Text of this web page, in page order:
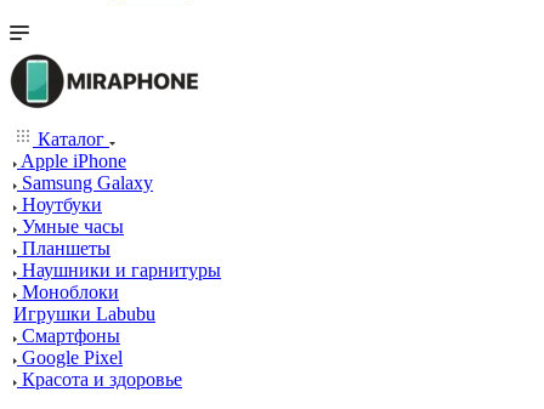
Каталог
Apple iPhone
Samsung Galaxy
Ноутбуки
Умные часы
Планшеты
Наушники и гарнитуры
Моноблоки
Игрушки Labubu
Смартфоны
Google Pixel
Красота и здоровье